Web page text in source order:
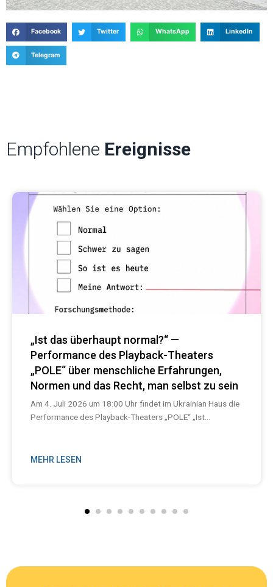
Facebook Twitter WhatsApp LinkedIn
Telegram
Empfohlene Ereignisse
„Ist das überhaupt normal?“ —
Performance des Playback-Theaters
„POLE“ über menschliche Erfahrungen,
Normen und das Recht, man selbst zu sein
Am 4. Juli 2026 um 18:00 Uhr findet im Ukrainian Haus die
Performance des Playback-Theaters „POLE“ „Ist...
MEHR LESEN